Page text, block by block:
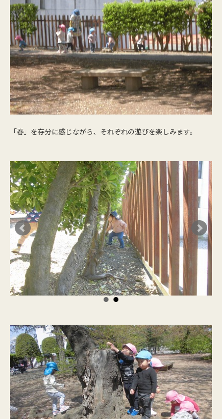
「春」を存分に感じながら、それぞれの遊びを楽しみます。